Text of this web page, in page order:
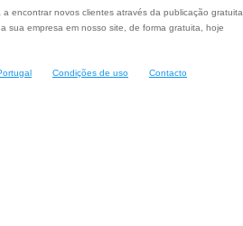
encontrar novos clientes através da publicação gratuita
sua empresa em nosso site, de forma gratuita, hoje
Condições de uso Contacto